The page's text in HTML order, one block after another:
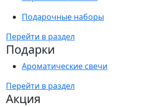
Подарочные наборы
Перейти в раздел
Подарки
Ароматические свечи
Перейти в раздел
Акция